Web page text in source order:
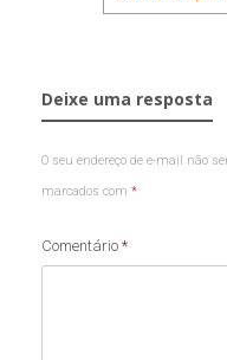
Deixe uma resposta
O seu endereço de e-mail não
marcados com *
Comentário *